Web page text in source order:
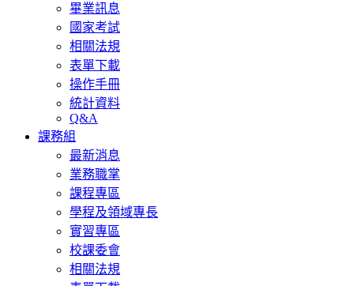
畢業訊息
國家考試
相關法規
表單下載
操作手冊
統計資料
Q&A
課務組
最新消息
業務職掌
課程專區
學程及領域專長
實習專區
校課委會
相關法規